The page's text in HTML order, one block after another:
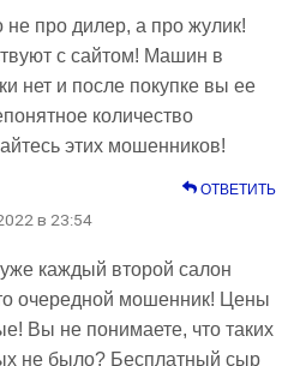
не про дилер, а про жулик!
с сайтом! Машин в
нет и после покупке вы ее
количество
этих мошенников!
ОТВЕТИТЬ
в 23:54
каждый второй салон
очередной мошенник! Цены
Вы не понимаете, что таких
не было? Бесплатный сыр